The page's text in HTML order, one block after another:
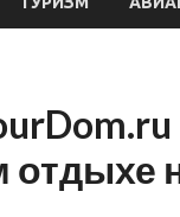
отдыхе